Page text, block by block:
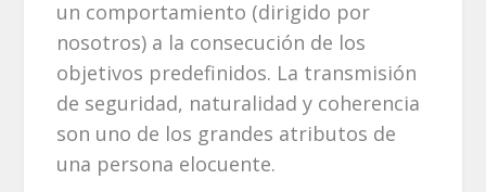
un comportamiento (dirigido por
nosotros) a la consecución de los
objetivos predefinidos. La transmisión
de seguridad, naturalidad y coherencia
son uno de los grandes atributos de
una persona elocuente.